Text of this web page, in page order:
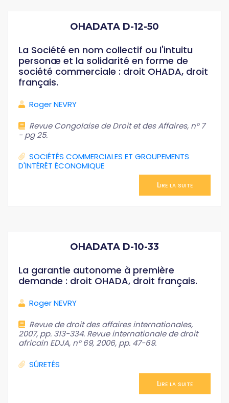
OHADATA D-12-50
La Société en nom collectif ou l'intuitu
personæ et la solidarité en forme de
société commerciale : droit OHADA, droit
français.
Roger NEVRY
Revue Congolaise de Droit et des Affaires, n° 7
- pg 25.
SOCIÉTÉS COMMERCIALES ET GROUPEMENTS
D'INTÉRÊT ÉCONOMIQUE
Lire la suite
OHADATA D-10-33
La garantie autonome à première
demande : droit OHADA, droit français.
Roger NEVRY
Revue de droit des affaires internationales,
2007, pp. 313-334. Revue internationale de droit
africain EDJA, n° 69, 2006, pp. 47-69.
SÛRETÉS
Lire la suite